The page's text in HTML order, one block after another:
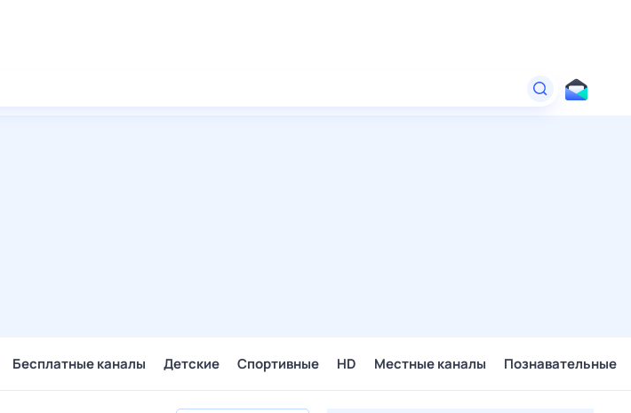
Бесплатные каналы Детские Спортивные HD Местные каналы Познавательные